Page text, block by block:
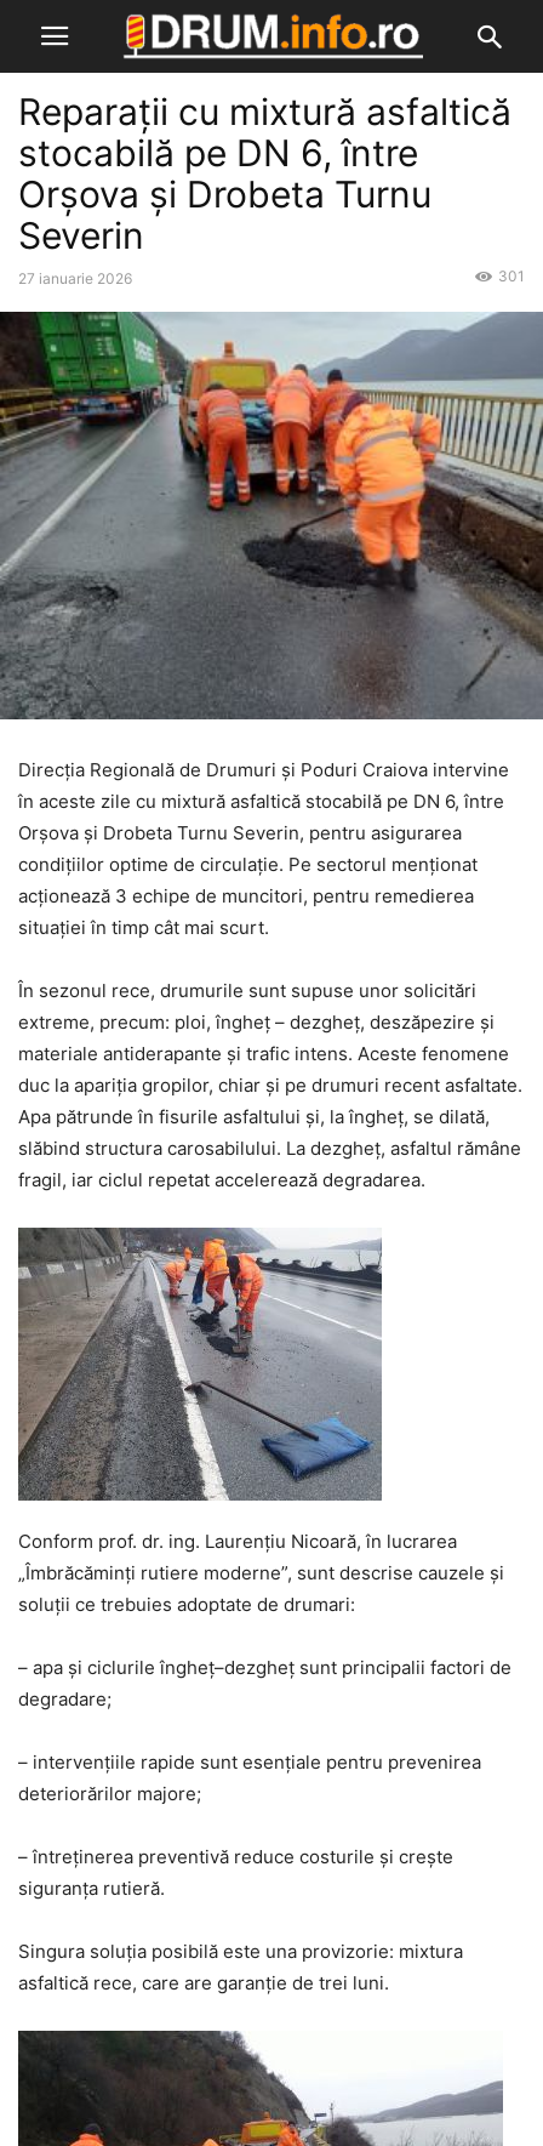
Reparații cu mixtură asfaltică
stocabilă pe DN 6, între
Orșova și Drobeta Turnu
Severin
27 ianuarie 2026 301
Direcția Regională de Drumuri și Poduri Craiova intervine
în aceste zile cu mixtură asfaltică stocabilă pe DN 6, între
Orșova și Drobeta Turnu Severin, pentru asigurarea
condițiilor optime de circulație. Pe sectorul menționat
acționează 3 echipe de muncitori, pentru remedierea
situației în timp cât mai scurt.
În sezonul rece, drumurile sunt supuse unor solicitări
extreme, precum: ploi, îngheț – dezgheț, deszăpezire și
materiale antiderapante și trafic intens. Aceste fenomene
duc la apariția gropilor, chiar și pe drumuri recent asfaltate.
Apa pătrunde în fisurile asfaltului și, la îngheț, se dilată,
slăbind structura carosabilului. La dezgheț, asfaltul rămâne
fragil, iar ciclul repetat accelerează degradarea.
Conform prof. dr. ing. Laurențiu Nicoară, în lucrarea
„Îmbrăcăminți rutiere moderne”, sunt descrise cauzele și
soluții ce trebuies adoptate de drumari:
– apa și ciclurile îngheț–dezgheț sunt principalii factori de
degradare;
– intervențiile rapide sunt esențiale pentru prevenirea
deteriorărilor majore;
– întreținerea preventivă reduce costurile și crește
siguranța rutieră.
Singura soluția posibilă este una provizorie: mixtura
asfaltică rece, care are garanție de trei luni.